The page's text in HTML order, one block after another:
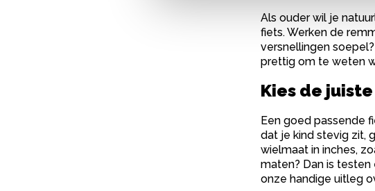
Als ouder wil je
fiets. Werken de
versnellingen
prettig om te weten
Kies de
Een goed passende
dat je kind stevig zit,
wielmaat in inches,
maten? Dan is
onze handige uitleg